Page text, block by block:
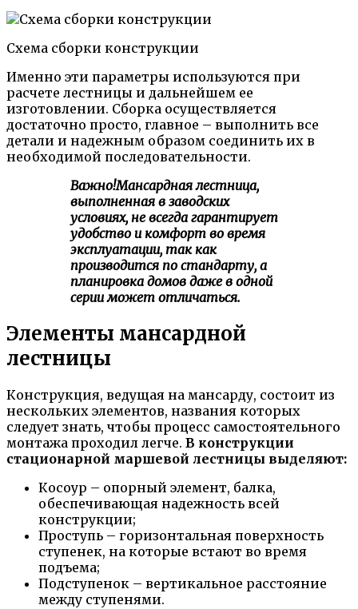
Схема сборки конструкции
Именно эти параметры используются при
расчете лестницы и дальнейшем ее
изготовлении. Сборка осуществляется
достаточно просто, главное – выполнить все
детали и надежным образом соединить их в
необходимой последовательности.
Важно!Мансардная лестница,
выполненная в заводских
условиях, не всегда гарантирует
удобство и комфорт во время
эксплуатации, так как
производится по стандарту, а
планировка домов даже в одной
серии может отличаться.
Элементы мансардной
лестницы
Конструкция, ведущая на мансарду, состоит из
нескольких элементов, названия которых
следует знать, чтобы процесс самостоятельного
монтажа проходил легче. В конструкции
стационарной маршевой лестницы выделяют:
Косоур – опорный элемент, балка,
обеспечивающая надежность всей
конструкции;
Проступь – горизонтальная поверхность
ступенек, на которые встают во время
подъема;
Подступенок – вертикальное расстояние
между ступенями.